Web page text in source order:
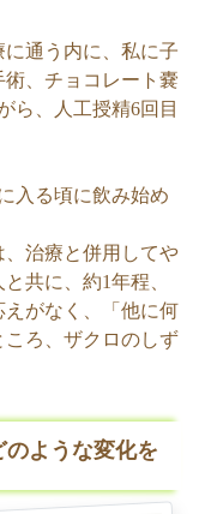
通う内に、私に子
、チョコレート嚢
ら、人工授精6回目
入る頃に飲み始め
治療と併用してや
共に、約1年程、
がなく、「他に何
ろ、ザクロのしず
ような変化を